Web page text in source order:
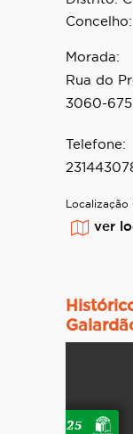
Concelho:
Morada:
Rua do
3060-675
Telefone:
Localização
ver
2024-2025